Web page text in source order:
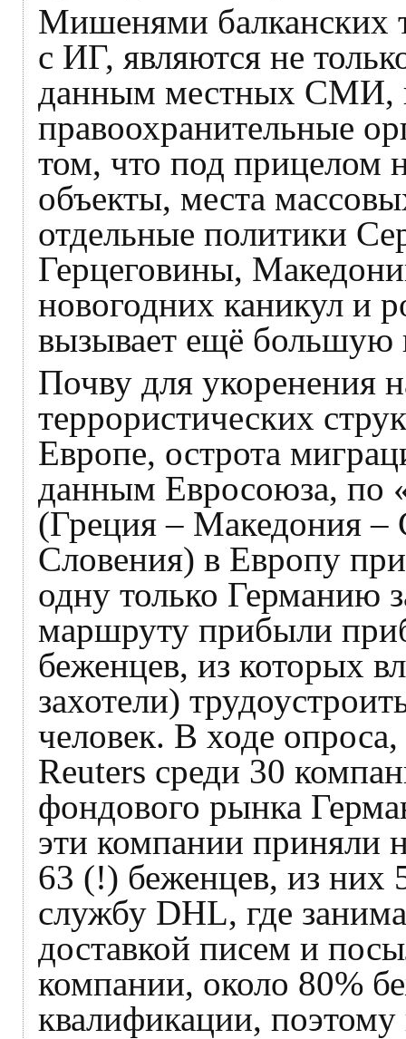
Мишенями балканских
с ИГ, являются не
данным местных СМИ,
правоохранительные
том, что под прицелом
объекты, места
отдельные политики
Герцеговины,
новогодних каникул и
вызывает ещё большую
Почву для укоренения
террористических
Европе, острота
данным Евросоюза, по
(Греция – Македония –
Словения) в Европу
одну только Германию
маршруту прибыли
беженцев, из которых
захотели)
человек. В ходе
Reuters среди 30
фондового рынка
эти компании приняли
63 (!) беженцев, из них
службу DHL, где
доставкой писем и
компании, около 80%
квалификации,